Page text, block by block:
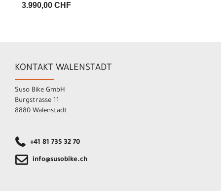
3.990,00 CHF
KONTAKT WALENSTADT
Suso Bike GmbH
Burgstrasse 11
8880 Walenstadt
+41 81 735 32 70
info@susobike.ch